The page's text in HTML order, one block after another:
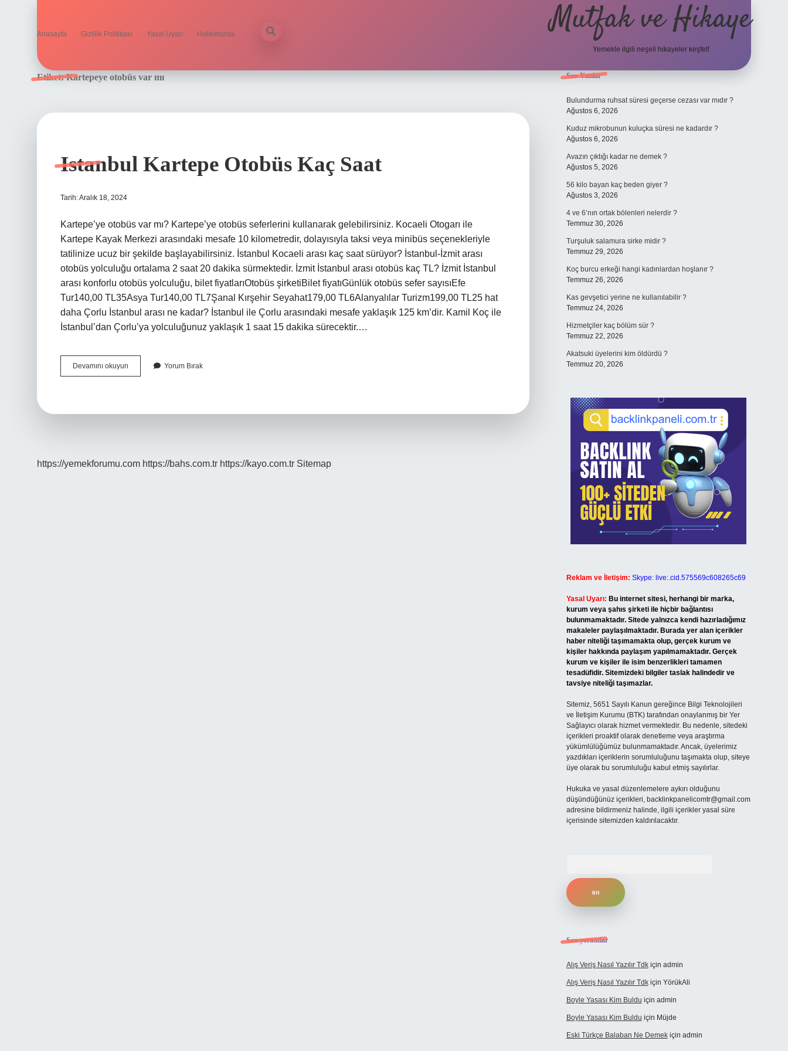
Anasayfa Gizlilik Politikası Yasal Uyarı Hakkımızda Mutfak ve Hikaye
Yemekle ilgili neşeli hikayeler keşfet!
Etiket:Kartepeye otobüs var mı
Istanbul Kartepe Otobüs Kaç Saat
Tarih: Aralık 18, 2024
Kartepe’ye otobüs var mı? Kartepe’ye otobüs seferlerini kullanarak gelebilirsiniz. Kocaeli Otogarı ile
Kartepe Kayak Merkezi arasındaki mesafe 10 kilometredir, dolayısıyla taksi veya minibüs seçenekleriyle
tatilinize ucuz bir şekilde başlayabilirsiniz. İstanbul Kocaeli arası kaç saat sürüyor? İstanbul-İzmit arası
otobüs yolculuğu ortalama 2 saat 20 dakika sürmektedir. İzmit İstanbul arası otobüs kaç TL? İzmit İstanbul
arası konforlu otobüs yolculuğu, bilet fiyatlarıOtobüs şirketiBilet fiyatıGünlük otobüs sefer sayısıEfe
Tur140,00 TL35Asya Tur140,00 TL7Şanal Kırşehir Seyahat179,00 TL6Alanyalılar Turizm199,00 TL25 hat
daha Çorlu İstanbul arası ne kadar? İstanbul ile Çorlu arasındaki mesafe yaklaşık 125 km’dir. Kamil Koç ile
İstanbul’dan Çorlu’ya yolculuğunuz yaklaşık 1 saat 15 dakika sürecektir.…
Devamını okuyun
Kartepe
Yorum Bırak
https://yemekforumu.com https://bahs.com.tr https://kayo.com.tr Sitemap
Sidebar
Son Yazılar
Bulundurma ruhsat süresi geçerse cezası var mıdır ?
Ağustos 6, 2026
Kuduz mikrobunun kuluçka süresi ne kadardır ?
Ağustos 6, 2026
Avazın çıktığı kadar ne demek ?
Ağustos 5, 2026
56 kilo bayan kaç beden giyer ?
Ağustos 3, 2026
4 ve 6’nın ortak bölenleri nelerdir ?
Temmuz 30, 2026
Turşuluk salamura sirke midir ?
Temmuz 29, 2026
Koç burcu erkeği hangi kadınlardan hoşlanır ?
Temmuz 26, 2026
Kas gevşetici yerine ne kullanılabilir ?
Temmuz 24, 2026
Hizmetçiler kaç bölüm sür ?
Temmuz 22, 2026
Akatsuki üyelerini kim öldürdü ?
Temmuz 20, 2026
Reklam ve İletişim: Skype: live:.cid.575569c608265c69
Yasal Uyarı: Bu internet sitesi, herhangi bir marka,
kurum veya şahıs şirketi ile hiçbir bağlantısı
bulunmamaktadır. Sitede yalnızca kendi hazırladığımız
makaleler paylaşılmaktadır. Burada yer alan içerikler
haber niteliği taşımamakta olup, gerçek kurum ve
kişiler hakkında paylaşım yapılmamaktadır. Gerçek
kurum ve kişiler ile isim benzerlikleri tamamen
tesadüfidir. Sitemizdeki bilgiler taslak halindedir ve
tavsiye niteliği taşımazlar.
Sitemiz, 5651 Sayılı Kanun gereğince Bilgi Teknolojileri
ve İletişim Kurumu (BTK) tarafından onaylanmış bir Yer
Sağlayıcı olarak hizmet vermektedir. Bu nedenle, sitedeki
içerikleri proaktif olarak denetleme veya araştırma
yükümlülüğümüz bulunmamaktadır. Ancak, üyelerimiz
yazdıkları içeriklerin sorumluluğunu taşımakta olup, siteye
üye olarak bu sorumluluğu kabul etmiş sayılırlar.
Hukuka ve yasal düzenlemelere aykırı olduğunu
düşündüğünüz içerikleri, backlinkpanelicomtr@gmail.com
adresine bildirmeniz halinde, ilgili içerikler yasal süre
içerisinde sitemizden kaldırılacaktır.
Son yorumlar
Alış Veriş Nasıl Yazılır Tdkiçin admin
Alış Veriş Nasıl Yazılır Tdkiçin YörükAli
Boyle Yasası Kim Buldu için admin
Boyle Yasası Kim Buldu için Müjde
Eski Türkçe Balaban Ne Demekiçin admin